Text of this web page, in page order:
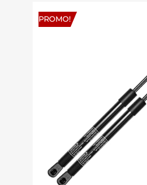
PROMO!